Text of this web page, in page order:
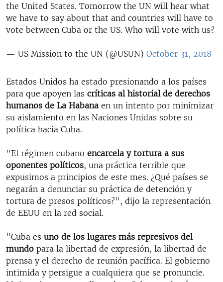
the United States. Tomorrow the UN will hear what
we have to say about that and countries will have to
vote between Cuba or the US. Who will vote with us?
— US Mission to the UN (@USUN) October 31, 2018
Estados Unidos ha estado presionando a los países
para que apoyen las críticas al historial de derechos
humanos de La Habana en un intento por minimizar
su aislamiento en las Naciones Unidas sobre su
política hacia Cuba.
"El régimen cubano encarcela y tortura a sus
oponentes políticos, una práctica terrible que
expusimos a principios de este mes. ¿Qué países se
negarán a denunciar su práctica de detención y
tortura de presos políticos?", dijo la representación
de EEUU en la red social.
"Cuba es uno de los lugares más represivos del
mundo para la libertad de expresión, la libertad de
prensa y el derecho de reunión pacífica. El gobierno
intimida y persigue a cualquiera que se pronuncie.